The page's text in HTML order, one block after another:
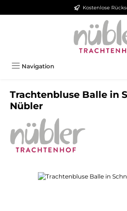
Zum Hauptinhalt springen Kostenlose
Navigation
Trachtenbluse Balle in
Nübler
Bildergalerie überspringen